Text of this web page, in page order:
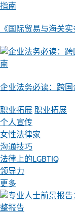
指南
《国际贸易与海关
南
企业法务必读：跨
职业拓展 职业拓展
个人宣传
女性法律家
沟通技巧
法律上的LGBTIQ
领导力
更多
整报告